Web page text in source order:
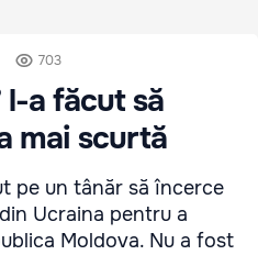
703
l-a făcut să
mai scurtă
pe un tânăr să încerce
Ucraina pentru a
Moldova. Nu a fost